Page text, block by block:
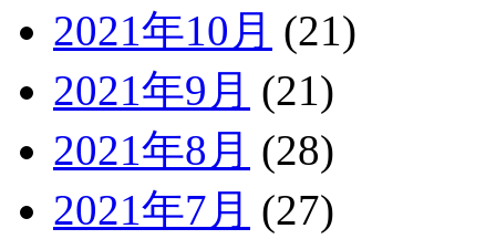
2021年10月 (21)
2021年9月 (21)
2021年8月 (28)
2021年7月 (27)